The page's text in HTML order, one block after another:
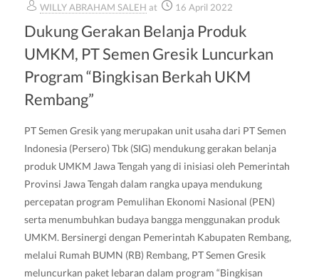
WILLY ABRAHAM SALEH at 16 April 2022
Dukung Gerakan Belanja Produk
UMKM, PT Semen Gresik Luncurkan
Program “Bingkisan Berkah UKM
Rembang”
PT Semen Gresik yang merupakan unit usaha dari PT Semen
Indonesia (Persero) Tbk (SIG) mendukung gerakan belanja
produk UMKM Jawa Tengah yang di inisiasi oleh Pemerintah
Provinsi Jawa Tengah dalam rangka upaya mendukung
percepatan program Pemulihan Ekonomi Nasional (PEN)
serta menumbuhkan budaya bangga menggunakan produk
UMKM. Bersinergi dengan Pemerintah Kabupaten Rembang,
melalui Rumah BUMN (RB) Rembang, PT Semen Gresik
meluncurkan paket lebaran dalam program “Bingkisan